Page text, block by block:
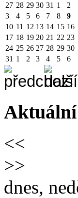
27 28 29 30 31 1
2
3
4 5 6 7 8
9
10 11 12 13 14 15 16
17 18 19 20 21 22 23
24 25 26 27 28 29 30
31 1 2 3 4 5 6
Aktuální
<<
>>
dnes,